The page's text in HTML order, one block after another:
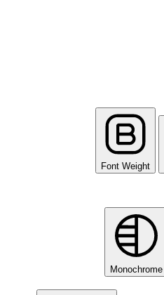
Font Weight
Monochrome